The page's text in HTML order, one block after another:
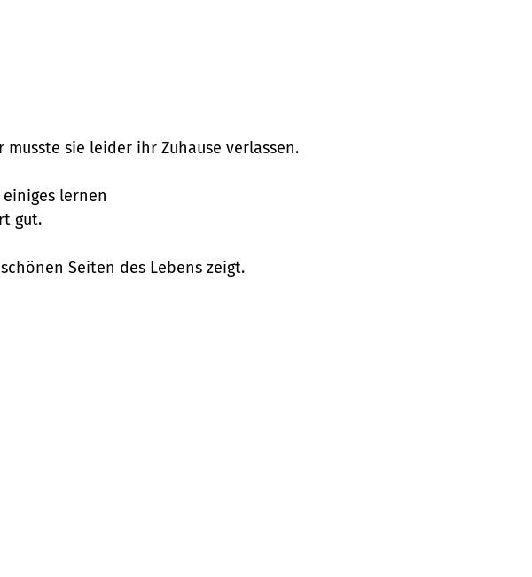
sie leider ihr Zuhause verlassen.
lernen
gut.
Seiten des Lebens zeigt.